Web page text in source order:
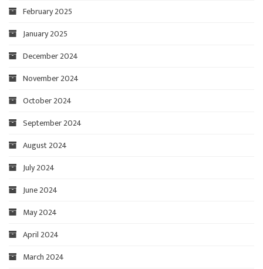
February 2025
January 2025
December 2024
November 2024
October 2024
September 2024
August 2024
July 2024
June 2024
May 2024
April 2024
March 2024